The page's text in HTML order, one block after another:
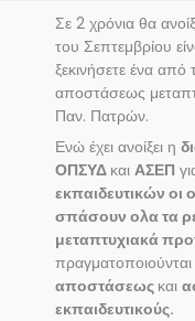
Σε 2 χρόνια θα
του Σεπτεμβρίου
ξεκινήσετε ένα
αποστάσεως
Παν. Πατρών.
Ενώ έχει ανοίξει η
ΟΠΣΥΔ και ΑΣΕΠ
εκπαιδευτικών οι
σπάσουν ολα τα
μεταπτυχιακά
πραγματοποιούνται
αποστάσεως και
εκπαιδευτικούς.